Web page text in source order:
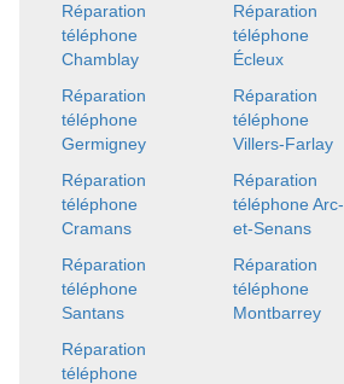
Réparation
téléphone
Chamblay
Réparation
téléphone
Écleux
Réparation
téléphone
Germigney
Réparation
téléphone
Villers-Farlay
Réparation
téléphone
Cramans
Réparation
téléphone Arc-
et-Senans
Réparation
téléphone
Santans
Réparation
téléphone
Montbarrey
Réparation
téléphone